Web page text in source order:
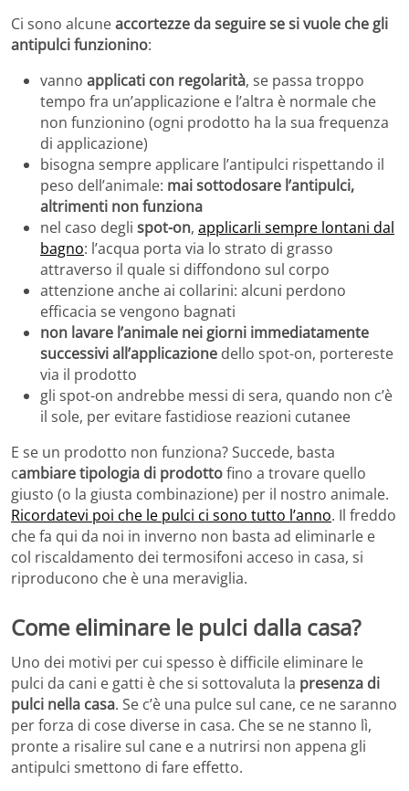
Ci sono alcuneaccortezze da seguire se si vuole che gli
antipulci funzionino:
vanno applicati con regolarità, se passa troppo
tempo fra un’applicazione e l’altra è normale che
non funzionino (ogni prodotto ha la sua frequenza
di applicazione)
bisogna sempre applicare l’antipulci rispettando il
peso dell’animale: mai sottodosare l’antipulci,
altrimenti non funziona
nel caso degli spot-on, applicarli sempre lontani dal
bagno: l’acqua porta via lo strato di grasso
attraverso il quale si diffondono sul corpo
attenzione anche ai collarini: alcuni perdono
efficacia se vengono bagnati
non lavare l’animale nei giorni immediatamente
successivi all’applicazione dello spot-on, portereste
via il prodotto
gli spot-on andrebbe messi di sera, quando non c’è
il sole, per evitare fastidiose reazioni cutanee
E se un prodotto non funziona? Succede, basta
cambiare tipologia di prodottofino a trovare quello
giusto (o la giusta combinazione) per il nostro animale.
Ricordatevi poi che le pulci ci sono tutto l’anno. Il freddo
che fa qui da noi in inverno non basta ad eliminarle e
col riscaldamento dei termosifoni acceso in casa, si
riproducono che è una meraviglia.
Come eliminare le pulci dalla casa?
Uno dei motivi per cui spesso è difficile eliminare le
pulci da cani e gatti è che si sottovaluta la presenza di
pulci nella casa. Se c’è una pulce sul cane, ce ne saranno
per forza di cose diverse in casa. Che se ne stanno lì,
pronte a risalire sul cane e a nutrirsi non appena gli
antipulci smettono di fare effetto.